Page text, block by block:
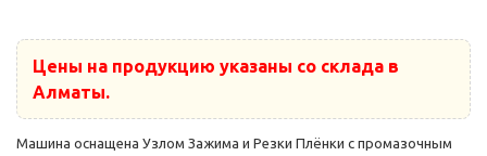
Цены на продукцию указаны со склада в
Алматы.
Машина оснащена Узлом Зажима и Резки Плёнки с промазочным